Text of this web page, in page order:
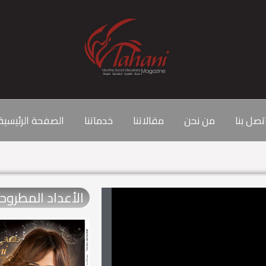
الصفحة خدماتنا مقالاتنا من نحن بنا
الأعداد المطروحة​